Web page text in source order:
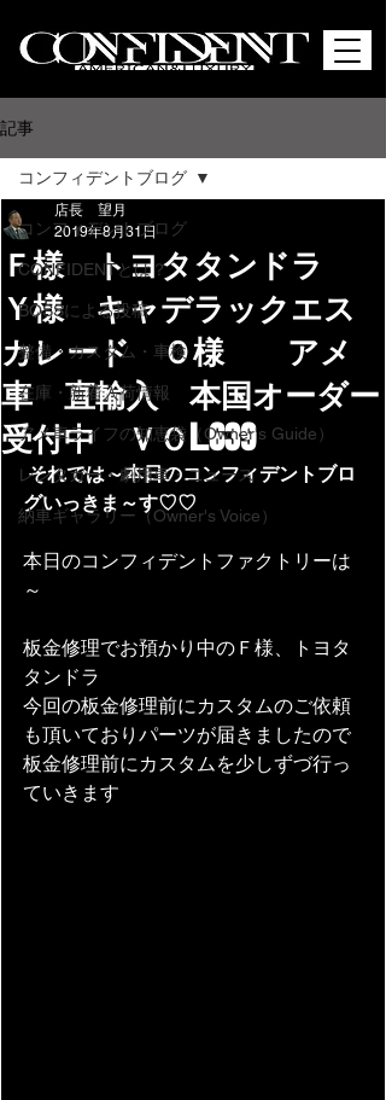
記事
コンフィデントブログ
CONFIDENTとは？
BOSSによる投稿
整備・カスタム・車検
在庫・新着入荷情報
アメ車ライフの知恵袋（Owner's Guide）
レンタカー・劇用車・ニュース
納車ギャラリー（Owner's Voice）
コンフィデントブログ
Ｆ様 トヨタタンドラ
Ｙ様 キャデラックエス
カレード Ｏ様 アメ
車 直輸入 本国オーダー
受付中 ＶＯL.639
店長 望月
2019年8月31日
それでは～本日のコンフィデントブロ
グいっきま～す♡♡
本日のコンフィデントファクトリーは
～
板金修理でお預かり中のＦ様、トヨタ
タンドラ
今回の板金修理前にカスタムのご依頼
も頂いておりパーツが届きましたので
板金修理前にカスタムを少しずづ行っ
ていきます